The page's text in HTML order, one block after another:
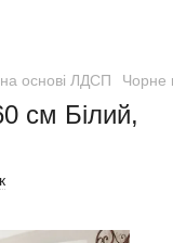
на основі ЛДСП Чорне
см Білий,